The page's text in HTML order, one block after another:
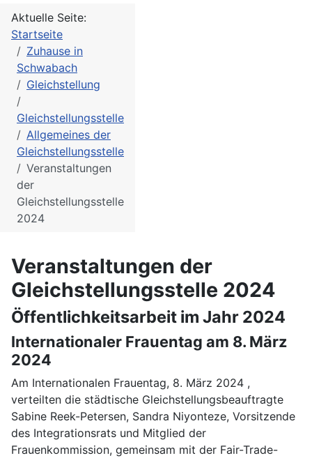
Aktuelle Seite:
Startseite
Zuhause in
Schwabach
Gleichstellung
Gleichstellungsstelle
Allgemeines der
Gleichstellungsstelle
Veranstaltungen
der
Gleichstellungsstelle
2024
Veranstaltungen der
Gleichstellungsstelle 2024
Öffentlichkeitsarbeit im Jahr 2024
Internationaler Frauentag am 8. März
2024
Am Internationalen Frauentag, 8. März 2024 ,
verteilten die städtische Gleichstellungsbeauftragte
Sabine Reek-Petersen, Sandra Niyonteze, Vorsitzende
des Integrationsrats und Mitglied der
Frauenkommission, gemeinsam mit der Fair-Trade-